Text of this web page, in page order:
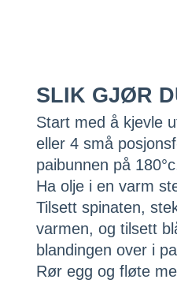
SLIK GJØR
Start med å kjevle
eller 4 små
paibunnen på
Ha olje i en varm
Tilsett spinaten,
varmen, og tilsett
blandingen over i
Rør egg og fløte